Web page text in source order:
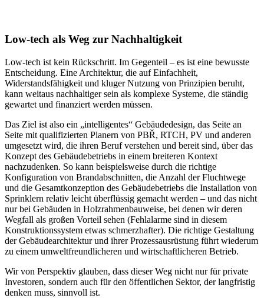
Low-tech als Weg zur Nachhaltigkeit
Low-tech ist kein Rückschritt. Im Gegenteil – es ist eine bewusste
Entscheidung. Eine Architektur, die auf Einfachheit,
Widerstandsfähigkeit und kluger Nutzung von Prinzipien beruht,
kann weitaus nachhaltiger sein als komplexe Systeme, die ständig
gewartet und finanziert werden müssen.
Das Ziel ist also ein „intelligentes“ Gebäudedesign, das Seite an
Seite mit qualifizierten Planern von PBŘ, RTCH, PV und anderen
umgesetzt wird, die ihren Beruf verstehen und bereit sind, über das
Konzept des Gebäudebetriebs in einem breiteren Kontext
nachzudenken. So kann beispielsweise durch die richtige
Konfiguration von Brandabschnitten, die Anzahl der Fluchtwege
und die Gesamtkonzeption des Gebäudebetriebs die Installation von
Sprinklern relativ leicht überflüssig gemacht werden – und das nicht
nur bei Gebäuden in Holzrahmenbauweise, bei denen wir deren
Wegfall als großen Vorteil sehen (Fehlalarme sind in diesem
Konstruktionssystem etwas schmerzhafter). Die richtige Gestaltung
der Gebäudearchitektur und ihrer Prozessausrüstung führt wiederum
zu einem umweltfreundlicheren und wirtschaftlicheren Betrieb.
Wir von Perspektiv glauben, dass dieser Weg nicht nur für private
Investoren, sondern auch für den öffentlichen Sektor, der langfristig
denken muss, sinnvoll ist.